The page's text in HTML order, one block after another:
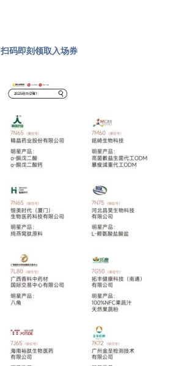
扫码即刻领取入场券